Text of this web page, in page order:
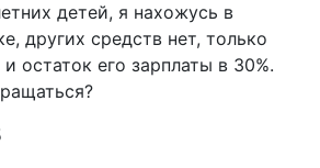
детей, я нахожусь в
других средств нет, только
остаток его зарплаты в 30%.